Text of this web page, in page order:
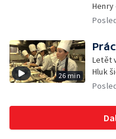
26 min
Letět
Hluk